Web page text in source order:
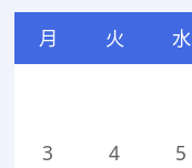
月 火 水
3
4 5